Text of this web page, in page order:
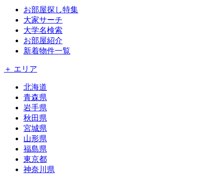
お部屋探し特集
大家サーチ
大学名検索
お部屋紹介
新着物件一覧
＋ エリア
北海道
青森県
岩手県
秋田県
宮城県
山形県
福島県
東京都
神奈川県